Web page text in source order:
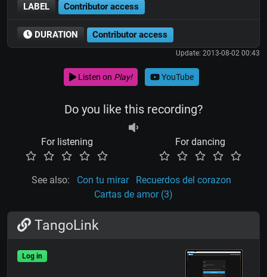
LABEL Contributor access
DURATION Contributor access
Update: 2013-08-02 00:43
Listen on Play! YouTube
Do you like this recording?
For listening For dancing
See also: Con tu mirar
Recuerdos del corazon
Cartas de amor (3)
TangoLink
Log in